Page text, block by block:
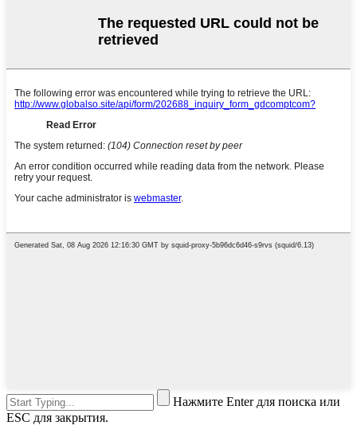
Нажмите Enter для поиска или
ESC для закрытия.